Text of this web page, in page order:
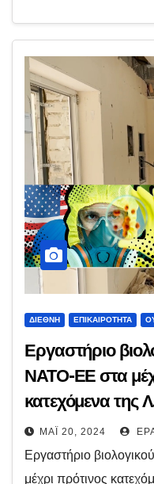
ΔΙΕΘΝΉ ΕΠΙΚΑΙΡΌΤΗΤΑ
Εργαστήριο
ΝΑΤΟ-ΕΕ στα
κατεχόμενα της
ΜΆΙ 20, 2024
Εργαστήριο
μέχρι πρότινος